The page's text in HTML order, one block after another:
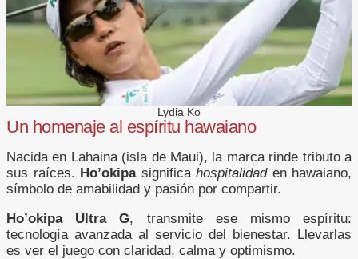
Lydia Ko
Un homenaje al espíritu hawaiano
Nacida en Lahaina (isla de Maui), la marca rinde tributo a
sus raíces. Ho’okipasignifica hospitalidaden hawaiano,
símbolo de amabilidad y pasión por compartir.
Ho’okipa Ultra G, transmite ese mismo espíritu:
tecnología avanzada al servicio del bienestar. Llevarlas
es ver el juego con claridad, calma y optimismo.